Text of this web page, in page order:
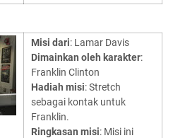
Misi dari: Lamar Davis
Dimainkan oleh karakter:
Franklin Clinton
Hadiah misi: Stretch
sebagai kontak untuk
Franklin.
Ringkasan misi: Misi ini